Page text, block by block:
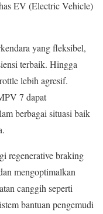
EV (Electric Vehicle)
yang fleksibel,
terbaik. Hingga
lebih agresif.
7 dapat
berbagai situasi baik
regenerative braking
mengoptimalkan
canggih seperti
bantuan pengemudi